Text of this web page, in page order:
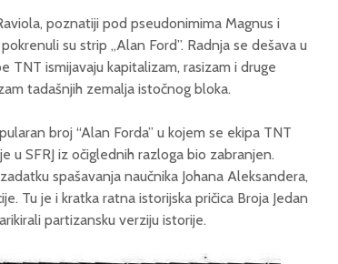
poznatiji pod pseudonimima Magnus i
su strip „Alan Ford”. Radnja se dešava u
TNT ismijavaju kapitalizam, rasizam i druge
tadašnjih zemalja istočnog bloka.
broj “Alan Forda” u kojem se ekipa TNT
u SFRJ iz očiglednih razloga bio zabranjen.
spašavanja naučnika Johana Aleksandera,
Tu je i kratka ratna istorijska pričica Broja Jedan
partizansku verziju istorije.